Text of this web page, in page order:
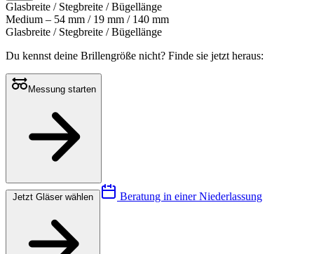
Glasbreite / Stegbreite / Bügellänge
Medium – 54 mm / 19 mm / 140 mm
Glasbreite / Stegbreite / Bügellänge
Du kennst deine Brillengröße nicht? Finde sie jetzt heraus:
Messung starten
Beratung in einer Niederlassung